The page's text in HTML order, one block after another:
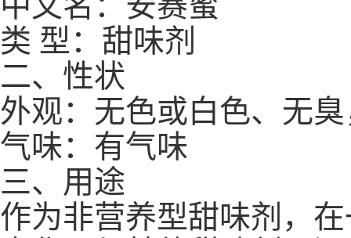
类 型：甜味剂
二、性状
外观：无色或白色、无
气味：有气味
三、用途
作为非营养型甜味剂，